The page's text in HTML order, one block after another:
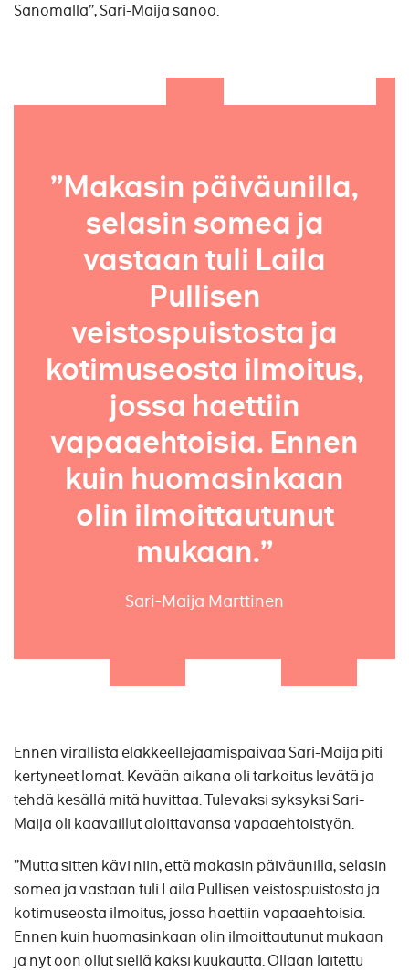
Sanomalla”, Sari-Maija sanoo.
”Makasin päiväunilla,
selasin somea ja
vastaan tuli Laila
Pullisen
veistospuistosta ja
kotimuseosta ilmoitus,
jossa haettiin
vapaaehtoisia. Ennen
kuin huomasinkaan
olin ilmoittautunut
mukaan.”
Sari-Maija Marttinen
Ennen virallista eläkkeellejäämispäivää Sari-Maija piti
kertyneet lomat. Kevään aikana oli tarkoitus levätä ja
tehdä kesällä mitä huvittaa. Tulevaksi syksyksi Sari-
Maija oli kaavaillut aloittavansa vapaaehtoistyön.
”Mutta sitten kävi niin, että makasin päiväunilla, selasin
somea ja vastaan tuli Laila Pullisen veistospuistosta ja
kotimuseosta ilmoitus, jossa haettiin vapaaehtoisia.
Ennen kuin huomasinkaan olin ilmoittautunut mukaan
ja nyt oon ollut siellä kaksi kuukautta. Ollaan laitettu